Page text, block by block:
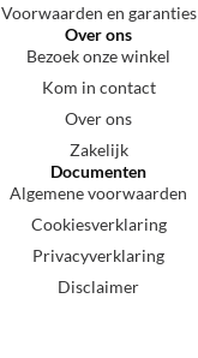
Voorwaarden en garanties
Over ons
Bezoek onze winkel
Kom in contact
Over ons
Zakelijk
Documenten
Algemene voorwaarden
Cookiesverklaring
Privacyverklaring
Disclaimer